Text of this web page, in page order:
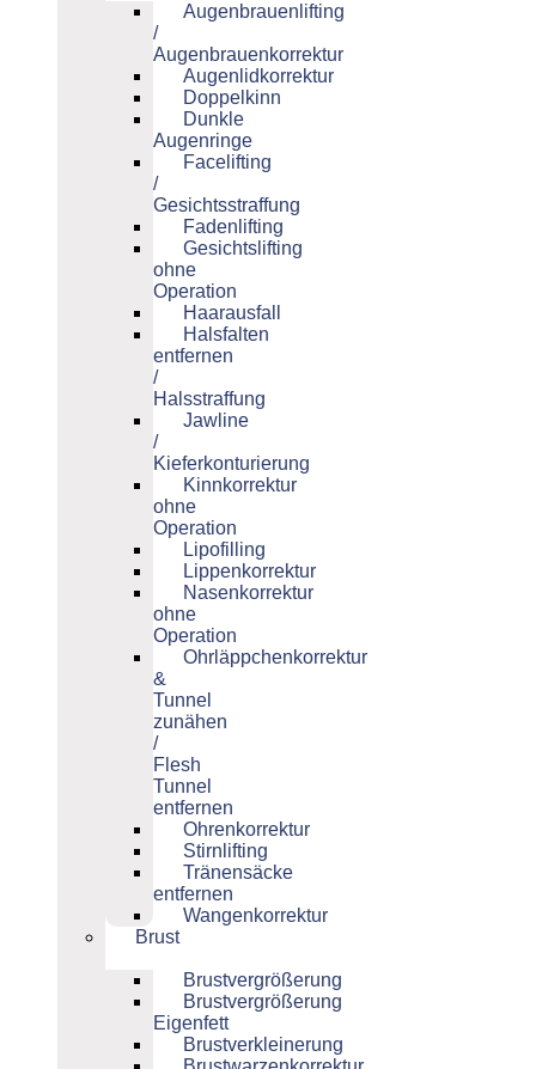
Augenbrauenlifting
/
Augenbrauenkorrektur
Augenlidkorrektur
Doppelkinn
Dunkle
Augenringe
Facelifting
/
Gesichtsstraffung
Fadenlifting
Gesichtslifting
ohne
Operation
Haarausfall
Halsfalten
entfernen
/
Halsstraffung
Jawline
/
Kieferkonturierung
Kinnkorrektur
ohne
Operation
Lipofilling
Lippenkorrektur
Nasenkorrektur
ohne
Operation
Ohrläppchenkorrektur
&
Tunnel
zunähen
/
Flesh
Tunnel
entfernen
Ohrenkorrektur
Stirnlifting
Tränensäcke
entfernen
Wangenkorrektur
Brust
Brustvergrößerung
Brustvergrößerung
Eigenfett
Brustverkleinerung